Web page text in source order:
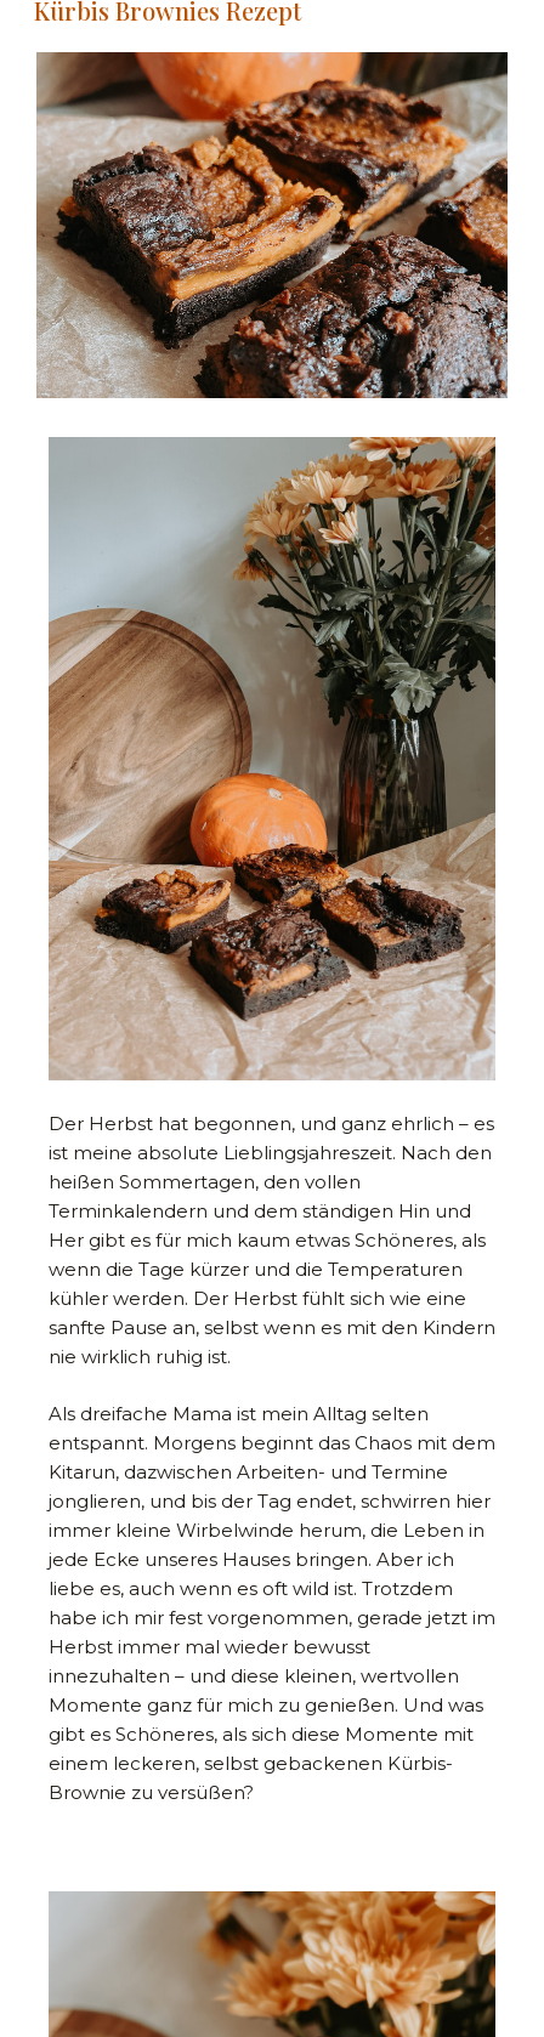
Kürbis Brownies Rezept
Der Herbst hat begonnen, und ganz ehrlich – es
ist meine absolute Lieblingsjahreszeit. Nach den
heißen Sommertagen, den vollen
Terminkalendern und dem ständigen Hin und
Her gibt es für mich kaum etwas Schöneres, als
wenn die Tage kürzer und die Temperaturen
kühler werden. Der Herbst fühlt sich wie eine
sanfte Pause an, selbst wenn es mit den Kindern
nie wirklich ruhig ist.
Als dreifache Mama ist mein Alltag selten
entspannt. Morgens beginnt das Chaos mit dem
Kitarun, dazwischen Arbeiten- und Termine
jonglieren, und bis der Tag endet, schwirren hier
immer kleine Wirbelwinde herum, die Leben in
jede Ecke unseres Hauses bringen. Aber ich
liebe es, auch wenn es oft wild ist. Trotzdem
habe ich mir fest vorgenommen, gerade jetzt im
Herbst immer mal wieder bewusst
innezuhalten – und diese kleinen, wertvollen
Momente ganz für mich zu genießen. Und was
gibt es Schöneres, als sich diese Momente mit
einem leckeren, selbst gebackenen Kürbis-
Brownie zu versüßen?